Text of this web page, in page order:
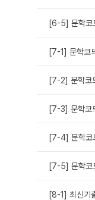
[6-5] 문학코
[7-1] 문학코
[7-2] 문학코
[7-3] 문학코
[7-4] 문학코
[7-5] 문학코
[8-1] 최신기